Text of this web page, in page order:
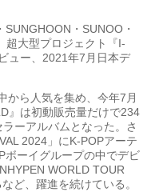
・SUNOO・
超大型プロジェクト『I-
ュー、2021年7月日本デ
から人気を集め、今年7月
』は初動販売量だけで234
ーアルバムとなった。さ
2024」にK-POPアーテ
ボーイグループの中でデビ
WORLD TOUR
ど、躍進を続けている。